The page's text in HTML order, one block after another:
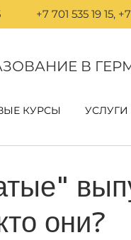
+7 701 535 19 15,
В
КУРСЫ УСЛУГИ
они?